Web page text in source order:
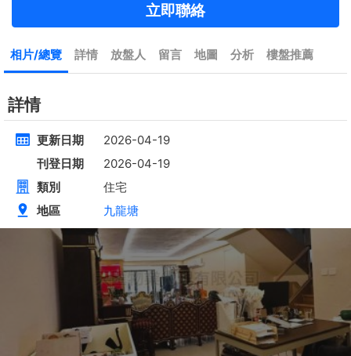
標準2100呎村屋
元朗 標準2100呎村屋 4房4套
建築 2100呎@$17
實用 --
置頂